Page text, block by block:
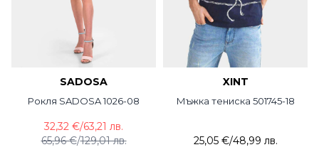
SADOSA
Рокля SADOSA 1026-08
65,96 €/129,01 лв.
32,32 €/63,21 лв.
XINT
Мъжка тениска 501745-18
25,05 €/48,99 лв.